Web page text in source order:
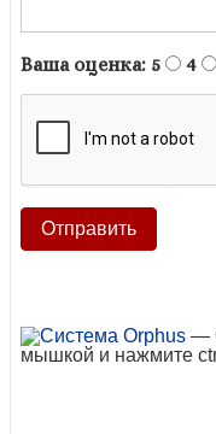
Ваша оценка: 5 4
—
мышкой и нажмите